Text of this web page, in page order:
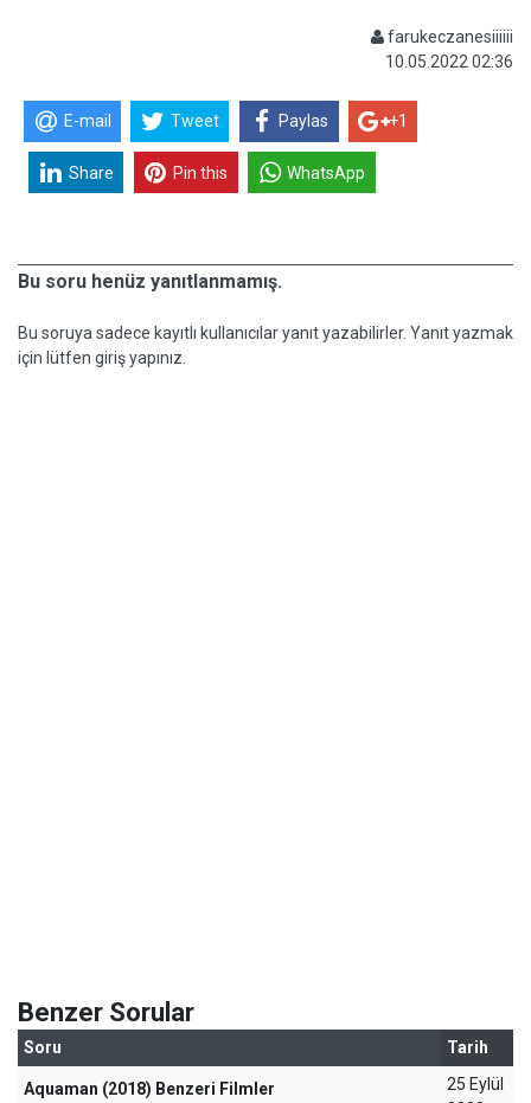
farukeczanesiiiiii
10.05.2022 02:36
E-mail Tweet Paylas +1
Share Pin this WhatsApp
Bu soru henüz yanıtlanmamış.
Bu soruya sadece kayıtlı kullanıcılar yanıt yazabilirler. Yanıt yazmak
için lütfen giriş yapınız.
Benzer Sorular
Soru Tarih
Aquaman (2018) Benzeri Filmler
25 Eylül